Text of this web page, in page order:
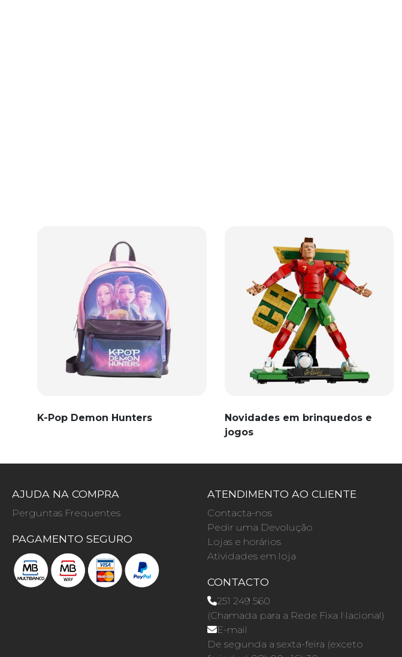
K-Pop Demon Hunters
Novidades em brinquedos e
jogos
AJUDA NA COMPRA
Perguntas Frequentes
PAGAMENTO SEGURO
ATENDIMENTO AO CLIENTE
Contacta-nos
Pedir uma Devolução
Lojas e horários
Atividades em loja
CONTACTO
251 249 560
(Chamada para a Rede Fixa Nacional)
E-mail
De segunda a sexta-feira (exceto